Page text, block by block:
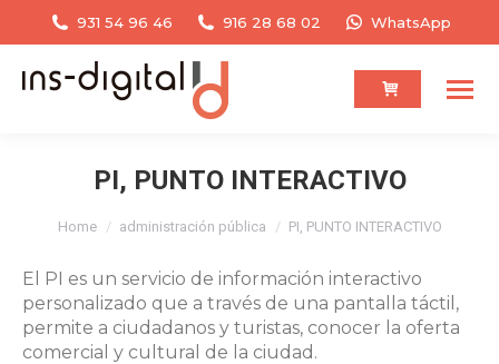
931 54 96 46 916 28 68 02 WhatsApp
PI, PUNTO INTERACTIVO
Home administración pública PI, PUNTO INTERACTIVO
El PI es un servicio de información interactivo
personalizado que a través de una pantalla táctil,
permite a ciudadanos y turistas, conocer la oferta
comercial y cultural de la ciudad.